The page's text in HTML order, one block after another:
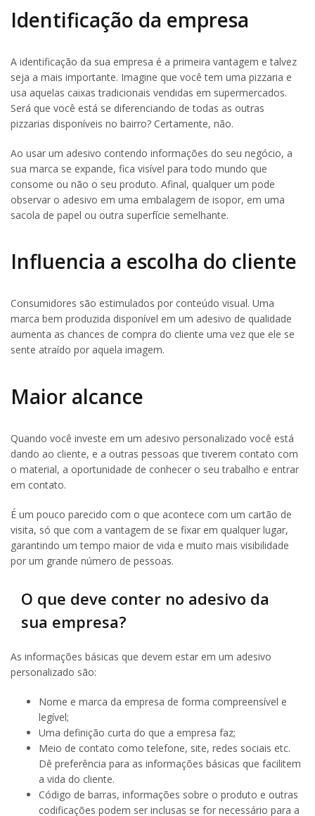
Identificação da empresa
A identificação da sua empresa é a primeira vantagem e talvez
seja a mais importante. Imagine que você tem uma pizzaria e
usa aquelas caixas tradicionais vendidas em supermercados.
Será que você está se diferenciando de todas as outras
pizzarias disponíveis no bairro? Certamente, não.
Ao usar um adesivo contendo informações do seu negócio, a
sua marca se expande, fica visível para todo mundo que
consome ou não o seu produto. Afinal, qualquer um pode
observar o adesivo em uma embalagem de isopor, em uma
sacola de papel ou outra superfície semelhante.
Influencia a escolha do cliente
Consumidores são estimulados por conteúdo visual. Uma
marca bem produzida disponível em um adesivo de qualidade
aumenta as chances de compra do cliente uma vez que ele se
sente atraído por aquela imagem.
Maior alcance
Quando você investe em um adesivo personalizado você está
dando ao cliente, e a outras pessoas que tiverem contato com
o material, a oportunidade de conhecer o seu trabalho e entrar
em contato.
É um pouco parecido com o que acontece com um cartão de
visita, só que com a vantagem de se fixar em qualquer lugar,
garantindo um tempo maior de vida e muito mais visibilidade
por um grande número de pessoas.
O que deve conter no adesivo da
sua empresa?
As informações básicas que devem estar em um adesivo
personalizado são:
Nome e marca da empresa de forma compreensível e
legível;
Uma definição curta do que a empresa faz;
Meio de contato como telefone, site, redes sociais etc.
Dê preferência para as informações básicas que facilitem
a vida do cliente.
Código de barras, informações sobre o produto e outras
codificações podem ser inclusas se for necessário para a